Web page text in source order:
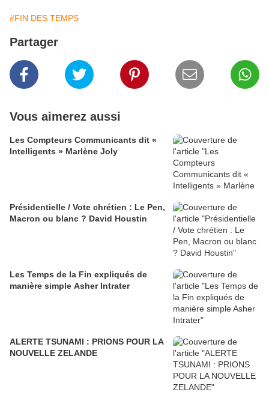
#FIN DES TEMPS
Partager
Vous aimerez aussi
Les Compteurs Communicants dit «
Intelligents » Marlène Joly
Présidentielle / Vote chrétien : Le Pen,
Macron ou blanc ? David Houstin
Les Temps de la Fin expliqués de
manière simple Asher Intrater
ALERTE TSUNAMI : PRIONS POUR LA
NOUVELLE ZELANDE